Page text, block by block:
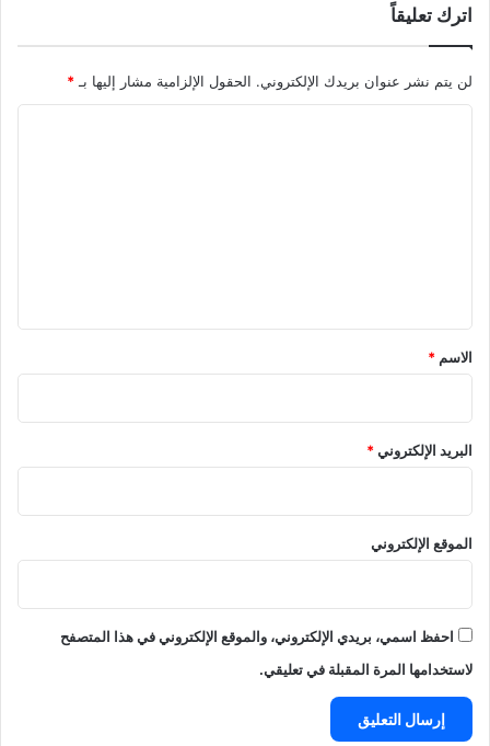
اترك تعليقاً
لن يتم نشر عنوان بريدك الإلكتروني. الحقول الإلزامية مشار إليها بـ*
*
الاسم *
البريد الإلكتروني*
الموقع الإلكتروني
احفظ اسمي، بريدي الإلكتروني، والموقع الإلكتروني في هذا المتصفح
لاستخدامها المرة المقبلة في تعليقي.